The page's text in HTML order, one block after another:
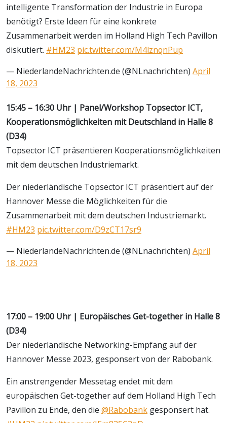
intelligente Transformation der Industrie in Europa
benötigt? Erste Ideen für eine konkrete
Zusammenarbeit werden im Holland High Tech Pavillon
diskutiert. #HM23 pic.twitter.com/M4lznqnPup
— NiederlandeNachrichten.de (@NLnachrichten) April
18, 2023
15:45 – 16:30 Uhr | Panel/Workshop Topsector ICT,
Kooperationsmöglichkeiten mit Deutschland in Halle 8
(D34)
Topsector ICT präsentieren Kooperationsmöglichkeiten
mit dem deutschen Industriemarkt.
Der niederländische Topsector ICT präsentiert auf der
Hannover Messe die Möglichkeiten für die
Zusammenarbeit mit dem deutschen Industriemarkt.
#HM23 pic.twitter.com/D9zCT17sr9
— NiederlandeNachrichten.de (@NLnachrichten) April
18, 2023
17:00 – 19:00 Uhr | Europäisches Get-together in Halle 8
(D34)
Der niederländische Networking-Empfang auf der
Hannover Messe 2023, gesponsert von der Rabobank.
Ein anstrengender Messetag endet mit dem
europäischen Get-together auf dem Holland High Tech
Pavillon zu Ende, den die @Rabobank gesponsert hat.